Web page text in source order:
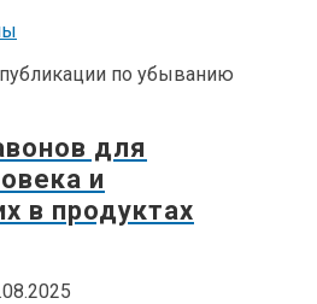
по убыванию
для
и
в продуктах